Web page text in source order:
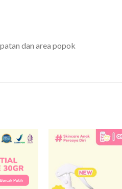
dan area popok